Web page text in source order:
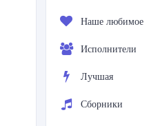
Наше любимое
Исполнители
Лучшая
Сборники